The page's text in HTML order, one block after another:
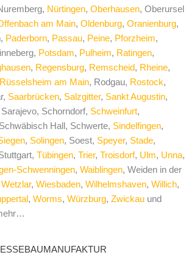
Nürtingen, Oberhausen, Oberursel
am Main, Oldenburg, Oranienburg,
Paderborn, Passau, Peine, Pforzheim,
Potsdam, Pulheim, Ratingen,
, Regensburg, Remscheid, Rheine,
Rüsselsheim am Main, Rodgau, Rostock,
Saarbrücken, Salzgitter, Sankt Augustin,
Schorndorf, Schweinfurt,
Hall, Schwerte, Sindelfingen,
, Solingen, Soest, Speyer, Stade,
Tübingen, Trier, Troisdorf, Ulm, Unna,
Schwenningen, Waiblingen, Weiden in der
Wetzlar, Wiesbaden, Wilhelmshaven, Willich,
, Worms, Würzburg, Zwickau und